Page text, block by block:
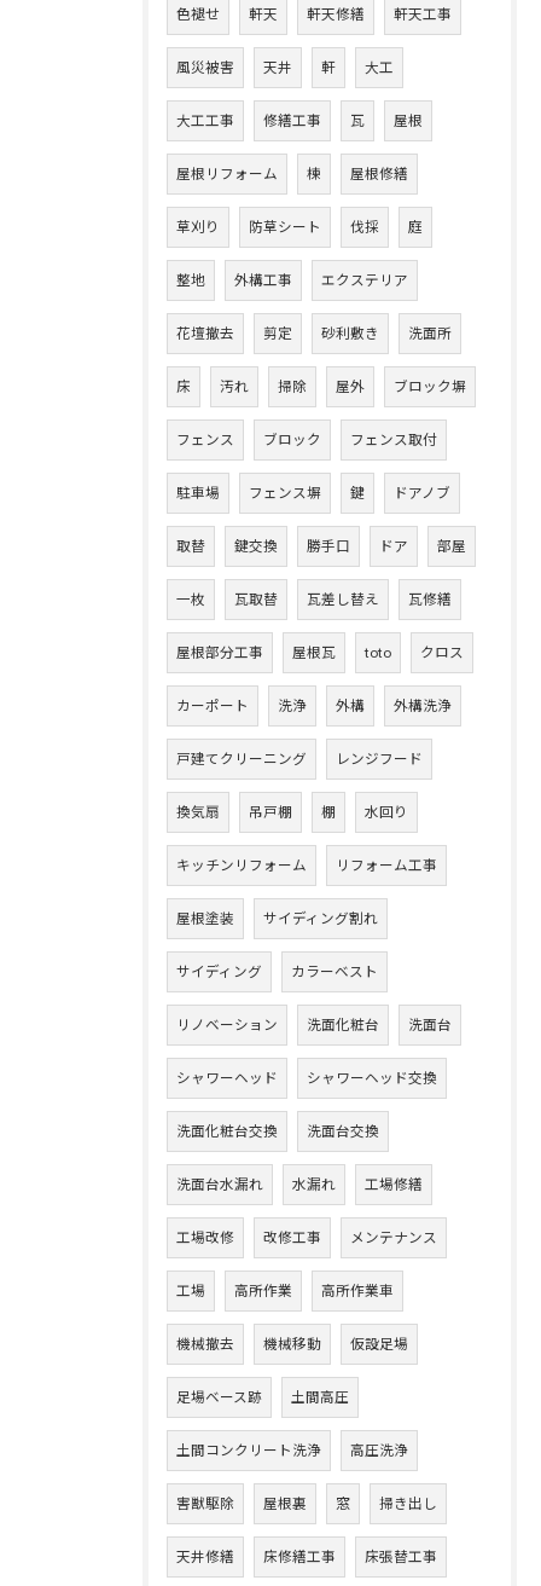
色褪せ 軒天 軒天修繕 軒天工事
風災被害 天井 軒 大工
大工工事 修繕工事 瓦 屋根
屋根リフォーム 棟 屋根修繕
草刈り 防草シート 伐採 庭
整地 外構工事 エクステリア
花壇撤去 剪定 砂利敷き 洗面所
床 汚れ 掃除 屋外 ブロック塀
フェンス ブロック フェンス取付
駐車場 フェンス塀 鍵 ドアノブ
取替 鍵交換 勝手口 ドア 部屋
一枚 瓦取替 瓦差し替え 瓦修繕
屋根部分工事 屋根瓦 toto クロス
カーポート 洗浄 外構 外構洗浄
戸建てクリーニング レンジフード
換気扇 吊戸棚 棚 水回り
キッチンリフォーム リフォーム工事
屋根塗装 サイディング割れ
サイディング カラーベスト
リノベーション 洗面化粧台 洗面台
シャワーヘッド シャワーヘッド交換
洗面化粧台交換 洗面台交換
洗面台水漏れ 水漏れ 工場修繕
工場改修 改修工事 メンテナンス
工場 高所作業 高所作業車
機械撤去 機械移動 仮設足場
足場ベース跡 土間高圧
土間コンクリート洗浄 高圧洗浄
害獣駆除 屋根裏 窓 掃き出し
天井修繕 床修繕工事 床張替工事